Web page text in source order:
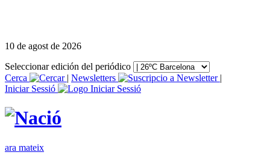
10 de agost de 2026
Seleccionar edición del periódico
Cerca
| Newsletters
|
Iniciar Sessió
ara mateix